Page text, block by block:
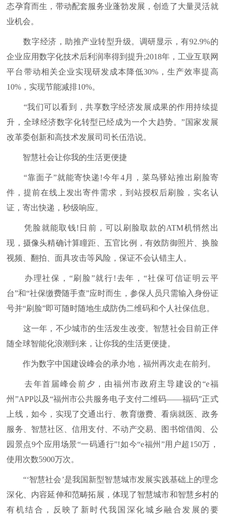
态孕育而生，带动配套服务业蓬勃发展，创造了大量灵活就
业机会。
数字经济，助推产业转型升级。调研显示，有92.9%的
企业应用数字化技术后利润率得到提升;2018年，工业互联网
平台带动相关企业实现研发成本降低30%，生产效率提高
10%，实现节能减排10%。
“我们可以看到，共享数字经济发展成果的作用持续提
升，全球经济数字化转型已经成为一个大趋势。”国家发展
改革委创新和高技术发展司司长伍浩说。
智慧社会让你我的生活更便捷
“靠面子”就能寄快递!今年4月，菜鸟驿站推出刷脸寄
件，提前在线上发出寄件需求，到站授权后刷脸，实名认
证，寄出快递，秒级响应。
凭脸就能取钱!日前，可以刷脸取款的ATM机悄然出
现，摄像头精确计算瞳距、五官比例，有效防御照片、换脸
视频、翻拍、面具攻击等风险，保证不会认错主人。
办理社保，“刷脸”就行!去年，“社保可信证明云平
台”和“社保缴费随手查”应时而生，参保人员只需输入身份证
号并“刷脸”即可随时随地生成防伪二维码和个人社保信息。
这一年，不少城市的生活发生改变。智慧社会目前正伴
随全球智能化浪潮到来，让你我的生活更便捷。
作为数字中国建设峰会的承办地，福州再次走在前列。
去年首届峰会前夕，由福州市政府主导建设的“e福
州”APP以及“福州市公共服务电子支付二维码——福码”正式
上线，如今，实现了交通出行、教育缴费、看病就医、政务
服务、智慧社区、信用支付、不动产交易、图书馆借阅、公
园景点9个应用场景“一码通行”!如今“e福州”用户超150万，
使用次数5900万次。
“‘智慧社会’是我国新型智慧城市发展实践基础上的理念
深化、内容延伸和范畴拓展，体现了智慧城市和智慧乡村的
有机结合，反映了新时代我国深化城乡融合发展的要